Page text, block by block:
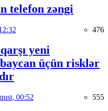
telefon zəngi
476
yeni
üçün risklər
00:52 555